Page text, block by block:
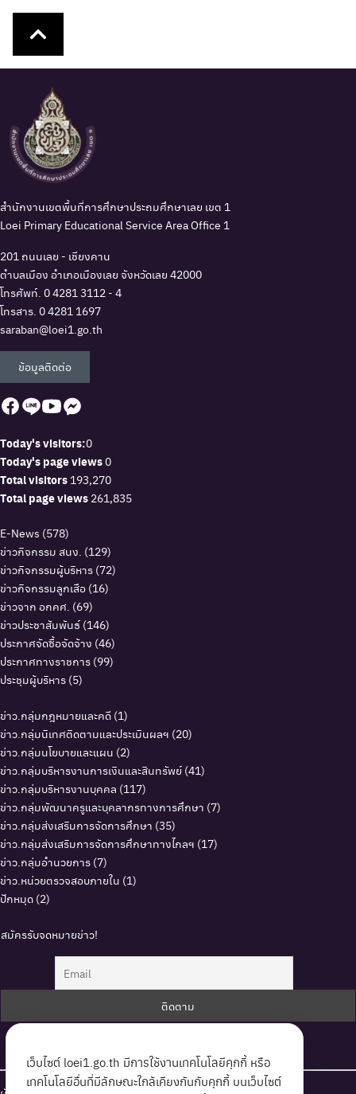
สำนักงานเขตพื้นที่การศึกษาประถมศึกษาเลย เขต 1
Loei Primary Educational Service Area Office 1
201 ถนนเลย - เชียงคาน
ตำบลเมือง อำเภอเมืองเลย จังหวัดเลย 42000
โทรศัพท์. 0 4281 3112 - 4
โทรสาร. 0 4281 1697
saraban@loei1.go.th
ข้อมูลติดต่อ
Today's visitors:0
Today's page views0
Total visitors 193,270
Total page views 261,835
E-News (578)
ข่าวกิจกรรม สนง. (129)
ข่าวกิจกรรมผู้บริหาร (72)
ข่าวกิจกรรมลูกเสือ (16)
ข่าวจาก อกคศ. (69)
ข่าวประชาสัมพันธ์ (146)
ประกาศจัดซื้อจัดจ้าง (46)
ประกาศทางราชการ (99)
ประชุมผู้บริหาร (5)
ข่าว.กลุ่มกฎหมายและคดี (1)
ข่าว.กลุ่มนิเทศติดตามและประเมินผลฯ (20)
ข่าว.กลุ่มนโยบายและแผน (2)
ข่าว.กลุ่มบริหารงานการเงินและสินทรัพย์ (41)
ข่าว.กลุ่มบริหารงานบุคคล (117)
ข่าว.กลุ่มพัฒนาครูและบุคลากรทางการศึกษา (7)
ข่าว.กลุ่มส่งเสริมการจัดการศึกษา (35)
ข่าว.กลุ่มส่งเสริมการจัดการศึกษาทางไกลฯ (17)
ข่าว.กลุ่มอำนวยการ (7)
ข่าว.หน่วยตรวจสอบภายใน (1)
ปักหมุด (2)
สมัครรับจดหมายข่าว!
เว็บไซต์ loei1.go.th มีการใช้งานเทคโนโลยีคุกกี้ หรือ
เทคโนโลยีอื่นที่มีลักษณะใกล้เคียงกันกับคุกกี้ บนเว็บไซต์